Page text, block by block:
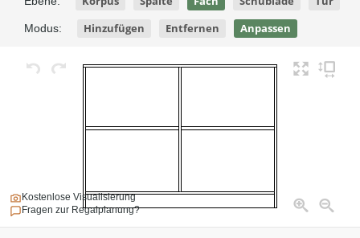
Kostenlose Visualisierung
Fragen zur Regalplanung?
Modus: Hinzufügen Entfernen Anpassen